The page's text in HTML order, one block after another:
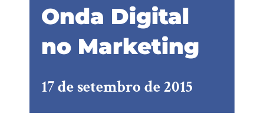
Onda Digital
no Marketing
17 de setembro de 2015